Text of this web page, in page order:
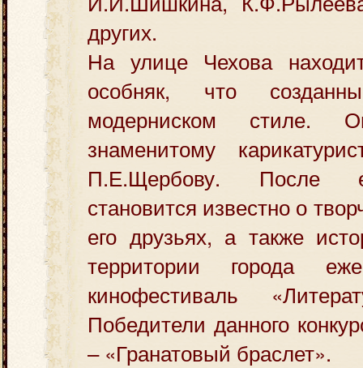
других.
На улице Чехова
особняк, что
модерниском стиле.
знаменитому
П.Е.Щербову. После
становится известно о
его друзьях, а также
территории города
кинофестиваль
Победители данного
– «Гранатовый браслет».